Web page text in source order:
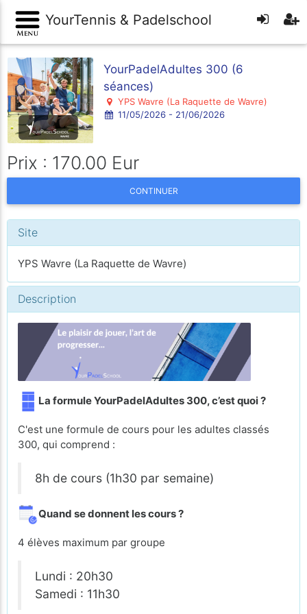
YourTennis & Padelschool
YourPadelAdultes 300 (6
séances)
YPS Wavre (La Raquette de Wavre)
11/05/2026 - 21/06/2026
Prix : 170.00 Eur
CONTINUER
Site
YPS Wavre (La Raquette de Wavre)
Description
La formule YourPadelAdultes 300, c’est quoi ?
C'est une formule de cours pour les adultes classés
300, qui comprend :
8h de cours (1h30 par semaine)
Quand se donnent les cours ?
4 élèves maximum par groupe
Lundi : 20h30
Samedi : 11h30